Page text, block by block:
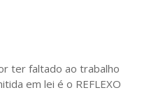
ter faltado ao trabalho
em lei é o REFLEXO